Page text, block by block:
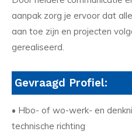
aanpak zorg je ervoor dat
aan toe zijn en projecten
gerealiseerd.
Gevraagd Profiel:
• Hbo- of wo-werk- en
technische richting